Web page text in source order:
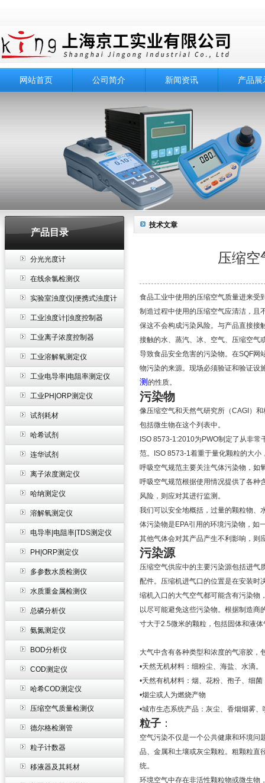
网站首页 公司简介 新闻资讯 产品展
产品目录
分光光度计
在线余氯检测仪
实验室浊度仪|便携式浊度计
工业浊度计|浊度控制器
工业离子浓度控制器
工业溶解氧测定仪
工业电导率|电阻率测定仪
工业PH|ORP测定仪
试剂耗材
哈希试剂
连华试剂
离子浓度测定仪
哈纳测定仪
溶解氧测定仪
电导率|电阻率|TDS测定仪
PH|ORP测定仪
多参数水质检测仪
水质重金属检测仪
总磷分析仪
氨氮测定仪
BOD分析仪
COD测定仪
哈希COD测定仪
压缩空气质量检测仪
德尔格检测管
粒子计数器
移液器及其耗材
技术文章
压缩空
食品工业中使用的压缩空气质量进来受
制造过程中使用的压缩空气应清洁，且
保这不会构成污染风险。与产品直接接
接触的水、蒸汽、冰、空气、压缩空气
导致食品安全危害的污染物。在SQF网
物污染的来源。现场必须验证和验证设
测 的性质。
污染物
像压缩空气和天然气研究所（CAGI）
包括微生物在这个列表中。
ISO 8573-1:2010为PWO制定了从非
范。ISO 8573-1着重于量化颗粒的大
呼吸空气规范主要关注气体污染物，如
呼吸空气规范根据使用情况提供了各种
风险，则应对其进行监测。
我们可以安全地概括，过量的颗粒物、
体污染物是EPA引用的环境污染物，如
其他气体会对其产品产生不利影响，则
污染源
压缩空气供应中的主要污染源包括进气
配件。压缩机进气口的位置是在安装时
缩机入口的大气空气都可能含有污染物
以尽可能避免这些污染物。根据制造
寸大于2.5微米的颗粒，包括固体和液体
大气中含有各种类型和浓度的气溶胶，
•天然无机材料：细粉尘、海盐、水滴。
•天然有机材料：烟、花粉、孢子、细菌
•烟尘或人为燃烧产物
•城市生态系统产品：灰尘、香烟烟雾
粒子 ：
空气污染不仅是一个公共健康和环境问
品、金属和土壤或灰尘颗粒。粗颗粒直
统。
环境空气中存在非活性颗粒物或微生物